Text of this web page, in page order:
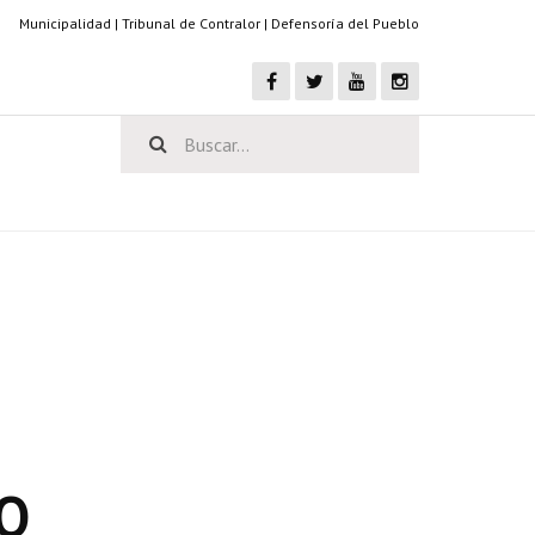
Municipalidad | Tribunal de Contralor | Defensoría del Pueblo